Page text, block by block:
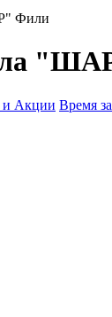
и Акции Время